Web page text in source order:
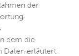
der
dem die
Daten erläutert